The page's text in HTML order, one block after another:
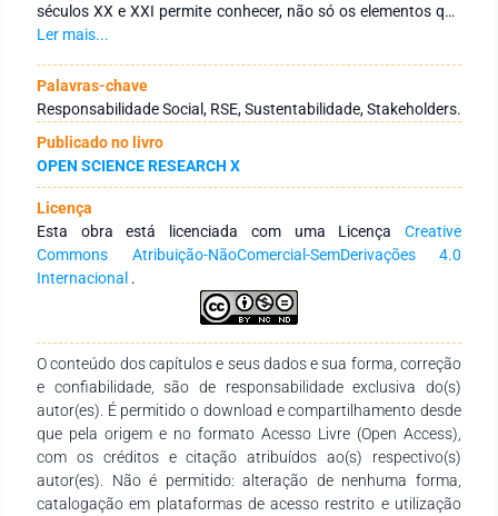
séculos XX e XXI permite conhecer, não só os elementos que
estiveram na sua génese, como também o seu percurso
responsabilidade social tem início na década de cinquenta do
século passado e que o conceito encontra-se hoje muito
afastado daquilo que era a sua génese, estando
completamente enraizado nas abordagens estratégicas da
gestão das organizações. Em suma, esta análise evolutiva
pretende contribuir para um maior conhecimento acerca
deste conceito e simultaneamente para a discussão dos seus
elementos caracterizadores.
Ler mais...
Palavras-chave
Responsabilidade Social, RSE, Sustentabilidade, Stakeholders.
Publicado no livro
OPEN SCIENCE RESEARCH X
Licença
Esta obra está licenciada com uma Licença Creative
Commons Atribuição-NãoComercial-SemDerivações 4.0
Internacional .
O conteúdo dos capítulos e seus dados e sua forma, correção
e confiabilidade, são de responsabilidade exclusiva do(s)
autor(es). É permitido o download e compartilhamento desde
que pela origem e no formato Acesso Livre (Open Access),
com os créditos e citação atribuídos ao(s) respectivo(s)
autor(es). Não é permitido: alteração de nenhuma forma,
catalogação em plataformas de acesso restrito e utilização